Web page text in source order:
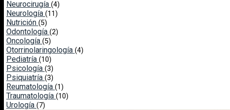
Neurocirugía (4)
Neurología (11)
Nutrición (5)
Odontología (2)
Oncología (5)
Otorrinolaringología (4)
Pediatría (10)
Psicología (3)
Psiquiatría (3)
Reumatología (1)
Traumatología (10)
Urología (7)